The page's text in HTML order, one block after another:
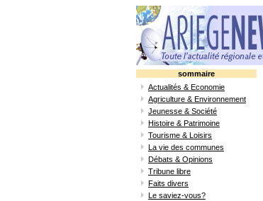
sommaire
Actualités & Economie
Agriculture & Environnement
Jeunesse & Société
Histoire & Patrimoine
Tourisme & Loisirs
La vie des communes
Débats & Opinions
Tribune libre
Faits divers
Le saviez-vous?